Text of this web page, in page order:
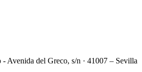
- Avenida del Greco, s/n · 41007 – Sevilla